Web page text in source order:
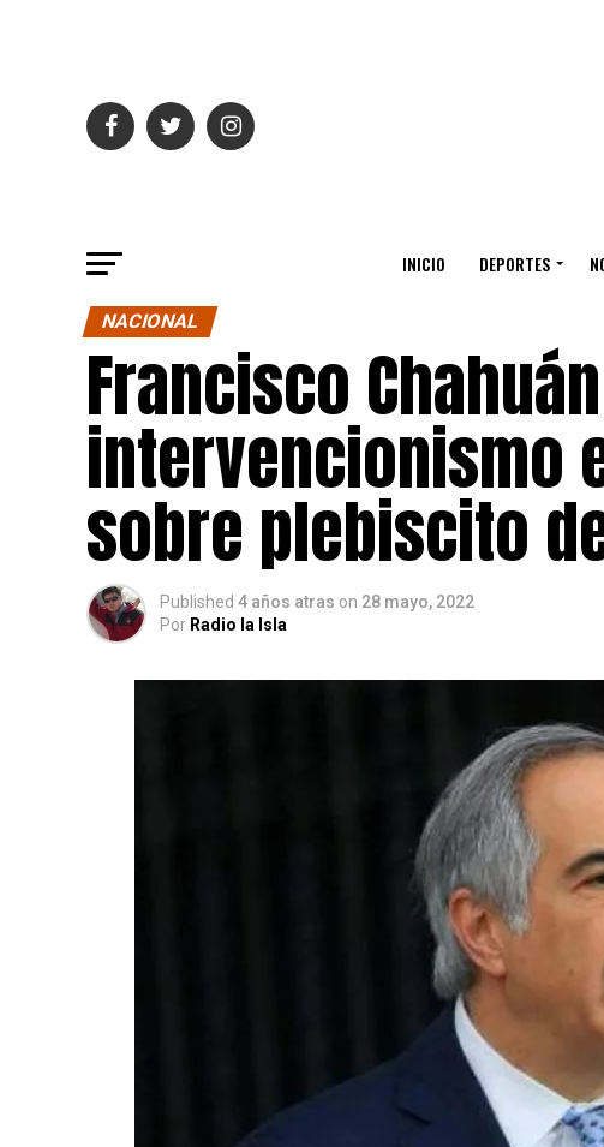
INICIO DEPORTES
NACIONAL
Francisco
intervencionismo
sobre plebiscito
Published 4 años atras on 28 mayo, 2022
Por Radio la Isla